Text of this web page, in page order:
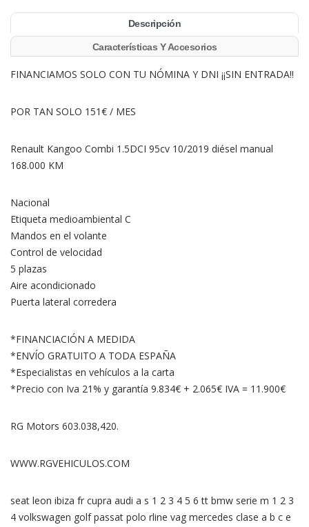
Descripción
Características Y Accesorios
FINANCIAMOS SOLO CON TU NÓMINA Y DNI ¡¡SIN ENTRADA!!
POR TAN SOLO 151€ / MES
Renault Kangoo Combi 1.5DCI 95cv 10/2019 diésel manual
168.000 KM
Nacional
Etiqueta medioambiental C
Mandos en el volante
Control de velocidad
5 plazas
Aire acondicionado
Puerta lateral corredera
*FINANCIACIÓN A MEDIDA
*ENVÍO GRATUITO A TODA ESPAÑA
*Especialistas en vehículos a la carta
*Precio con Iva 21% y garantía 9.834€ + 2.065€ IVA = 11.900€
RG Motors 603.038,420.
WWW.RGVEHICULOS.COM
seat leon ibiza fr cupra audi a s 1 2 3 4 5 6 tt bmw serie m 1 2 3
4 volkswagen golf passat polo rline vag mercedes clase a b c e